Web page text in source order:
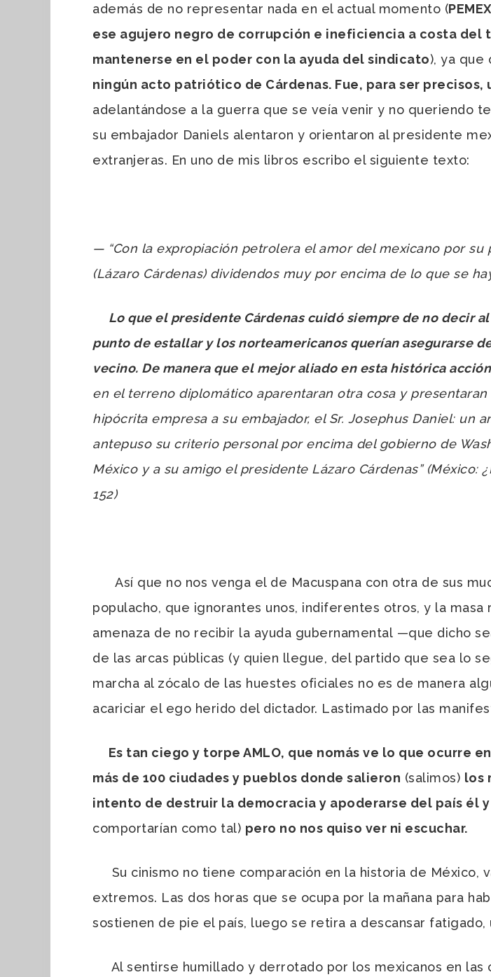
además de no representar nada en el actual momento (
ese agujero negro de corrupción e ineficiencia a costa
mantenerse en el poder con la ayuda del sindicato), ya que
ningún acto patriótico de Cárdenas. Fue, para ser
adelantándose a la guerra que se veía venir y no queriendo
su embajador Daniels alentaron y orientaron al presidente
extranjeras. En uno de mis libros escribo el siguiente texto:
— “Con la expropiación petrolera el amor del mexicano por
(Lázaro Cárdenas) dividendos muy por encima de lo que se
Lo que el presidente Cárdenas cuidó siempre de no decir
punto de estallar y los norteamericanos querían asegurarse
vecino. De manera que el mejor aliado en esta histórica
en el terreno diplomático aparentaran otra cosa y
hipócrita empresa a su embajador, el Sr. Josephus Daniel: un
antepuso su criterio personal por encima del gobierno de
México y a su amigo el presidente Lázaro Cárdenas” (México:
152)
Así que no nos venga el de Macuspana con otra de sus
populacho, que ignorantes unos, indiferentes otros, y la
amenaza de no recibir la ayuda gubernamental —que dicho
de las arcas públicas (y quien llegue, del partido que sea lo
marcha al zócalo de las huestes oficiales no es de manera
acariciar el ego herido del dictador. Lastimado por las
Es tan ciego y torpe AMLO, que nomás ve lo que ocurre
más de 100 ciudades y pueblos donde salieron (salimos) los
intento de destruir la democracia y apoderarse del país él
comportarían como tal) pero no nos quiso ver ni escuchar.
Su cinismo no tiene comparación en la historia de México,
extremos. Las dos horas que se ocupa por la mañana para
sostienen de pie el país, luego se retira a descansar
Al sentirse humillado y derrotado por los mexicanos en